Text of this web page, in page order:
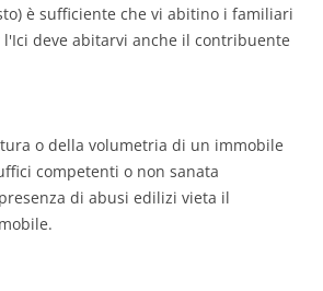
è sufficiente che vi abitino i familiari
deve abitarvi anche il contribuente
o della volumetria di un immobile
competenti o non sanata
di abusi edilizi vieta il